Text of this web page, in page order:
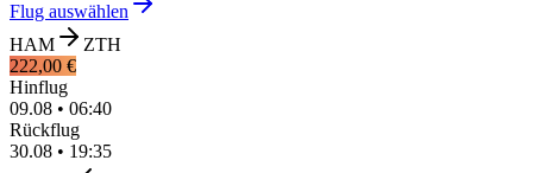
Flug auswählen
HAM
ZTH
222,00 €
Hinflug
09.08 • 06:40
Rückflug
30.08 • 19:35